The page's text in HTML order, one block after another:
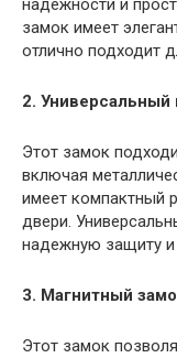
надежности и
замок имеет
отлично подходит
2. Универсальный
Этот замок
включая
имеет компактный
двери.
надежную защиту и
3. Магнитный
Этот замок